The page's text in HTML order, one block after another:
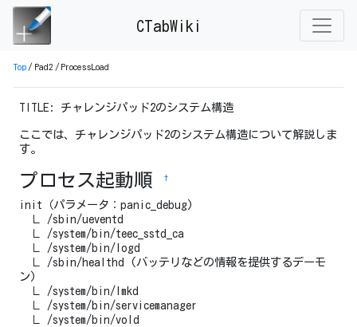
Top / Pad2 / ProcessLoad
CTabWiki
TITLE: チャレンジパッド2のシステム構造
ここでは、チャレンジパッド2のシステム構造について解説しま
す。
プロセス起動順 †
init（パラメータ：panic_debug)
∟ /sbin/ueventd
∟ /system/bin/teec_sstd_ca
∟ /system/bin/logd
∟ /sbin/healthd (バッテリなどの情報を提供するデーモ
ン)
∟ /system/bin/lmkd
∟ /system/bin/servicemanager
∟ /system/bin/vold